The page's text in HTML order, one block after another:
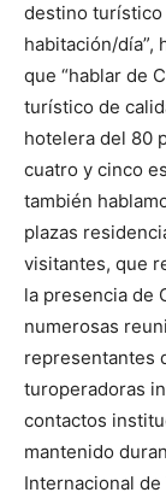
destino turístico
habitación/día”,
que “hablar de
turístico de
hotelera del 80
cuatro y cinco
también
plazas
visitantes, que
la presencia de
numerosas
representantes
turoperadoras
contactos
mantenido
Internacional de